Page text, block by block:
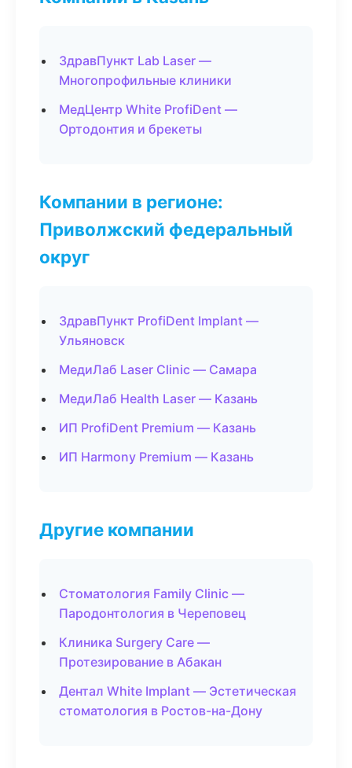
ЗдравПункт Lab Laser —
Многопрофильные клиники
МедЦентр White ProfiDent —
Ортодонтия и брекеты
Компании в регионе:
Приволжский федеральный
округ
ЗдравПункт ProfiDent Implant —
Ульяновск
МедиЛаб Laser Clinic — Самара
МедиЛаб Health Laser — Казань
ИП ProfiDent Premium — Казань
ИП Harmony Premium — Казань
Другие компании
Стоматология Family Clinic —
Пародонтология в Череповец
Клиника Surgery Care —
Протезирование в Абакан
Дентал White Implant — Эстетическая
стоматология в Ростов-на-Дону